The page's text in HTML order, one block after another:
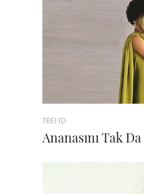
TREND
Ananasını Tak